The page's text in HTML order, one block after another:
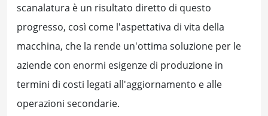
scanalatura è un risultato diretto di questo
progresso, così come l'aspettativa di vita della
macchina, che la rende un'ottima soluzione per le
aziende con enormi esigenze di produzione in
termini di costi legati all'aggiornamento e alle
operazioni secondarie.